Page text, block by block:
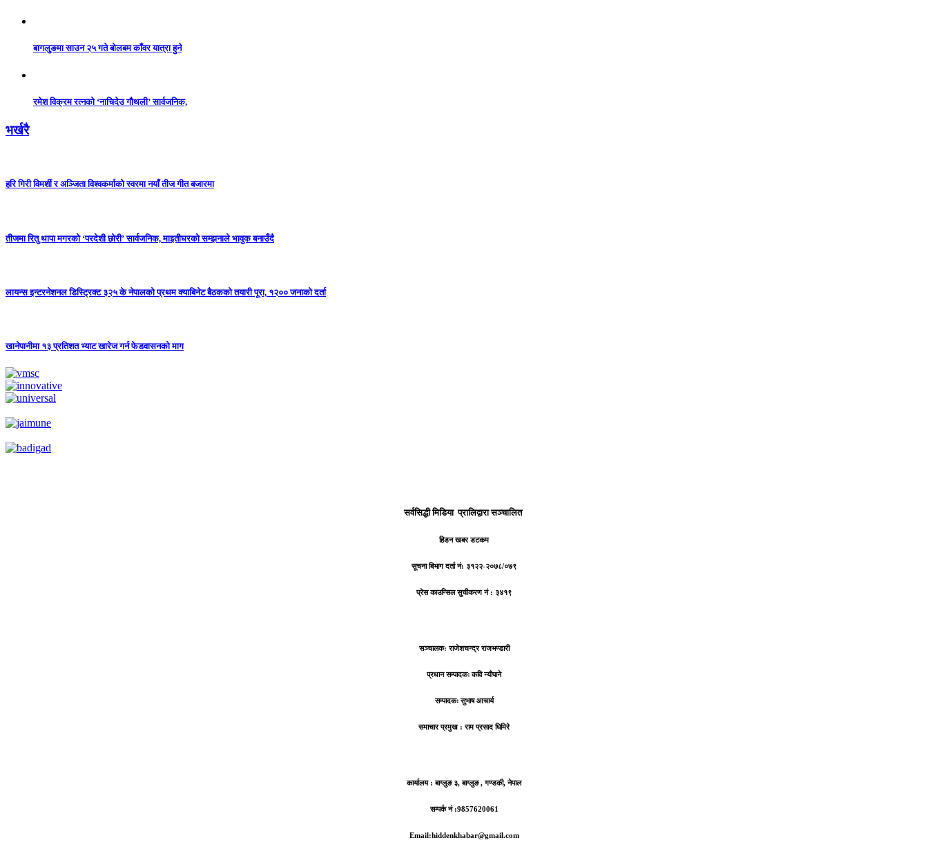
बागलुङमा साउन २५ गते बोलबम काँवर यात्रा हुने
रमेश विक्रम रत्नको ‘नाचिदेउ गौथली’ सार्वजनिक,
भर्खरै
हरि गिरी विमर्शी र अञ्जिता विश्वकर्माको स्वरमा नयाँ तीज गीत बजारमा
तीजमा रितु थापा मगरको ‘परदेशी छोरी’ सार्वजनिक, माइतीघरको सम्झनाले भावुक बनाउँदै
लायन्स इन्टरनेशनल डिस्ट्रिक्ट ३२५ के नेपालको प्रथम क्याबिनेट बैठकको तयारी पूरा, १२०० जनाको दर्ता
खानेपानीमा १३ प्रतिशत भ्याट खारेज गर्न फेडवासनको माग
सर्वसिद्धी मिडिया प्रालिद्वारा सञ्चालित
हिडन खबर डटकम
सूचना बिभाग दर्ता नं: ३१२२-२०७८/०७९
प्रेस काउन्सिल सुचीकरण नं : ३४१९
सञ्चालक: राजेशचन्द्र राजभण्डारी
प्रधान सम्पादकः कवि न्याैपाने
सम्पादकः सुभाष आचार्य
समाचार प्रमुख : राम प्रसाद घिमिरे
कार्यालय : बाग्लुङ ३, बाग्लुङ , गण्डकी, नेपाल
सम्पर्क नं :9857620061
Email:hiddenkhabar@gmail.com